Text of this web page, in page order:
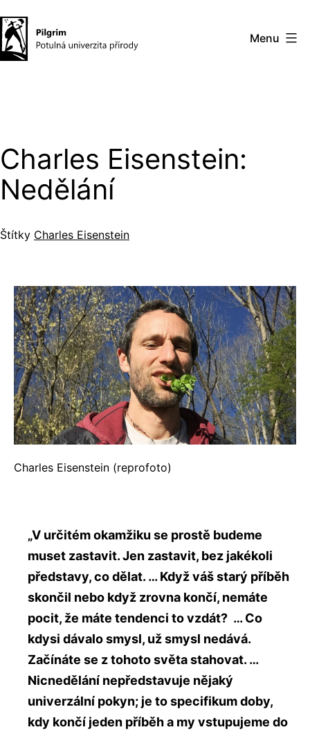
k
obsahu
přírody
Menu
Charles Eisenstein:
Nedělání
Štítky Charles Eisenstein
Charles Eisenstein (reprofoto)
„V určitém okamžiku se prostě budeme
muset zastavit. Jen zastavit, bez jakékoli
představy, co dělat. … Když váš starý příběh
skončil nebo když zrovna končí, nemáte
pocit, že máte tendenci to vzdát? … Co
kdysi dávalo smysl, už smysl nedává.
Začínáte se z tohoto světa stahovat. …
Nicnedělání nepředstavuje nějaký
univerzální pokyn; je to specifikum doby,
kdy končí jeden příběh a my vstupujeme do